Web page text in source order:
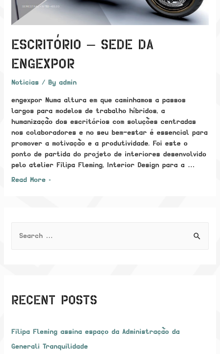
ESCRITÓRIO – SEDE DA
ENGEXPOR
Noticias / Byadmin
engexpor Numa altura em que caminhamos a passos
largos para modelos de trabalho híbridos, a
humanização dos escritórios com soluções centradas
nos colaboradores e no seu bem-estar é essencial para
promover a motivação e a produtividade. Foi este o
ponto de partida do projeto de interiores desenvolvido
pelo atelier Filipa Fleming, Interior Design para a …
Escritório
Read More »
h
o
r
RECENT POSTS
Filipa Fleming assina espaço da Administração da
Generali Tranquilidade